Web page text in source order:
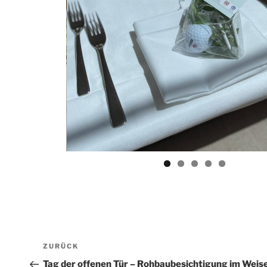
Beitragsnavigation
Vorheriger
Beitrag
ZURÜCK
Tag der offenen Tür – Rohbaubesichtigung im